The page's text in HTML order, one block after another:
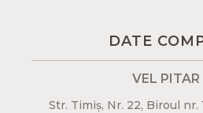
DATE
VEL PITAR
Str. Timiș, Nr. 22, Biroul nr.